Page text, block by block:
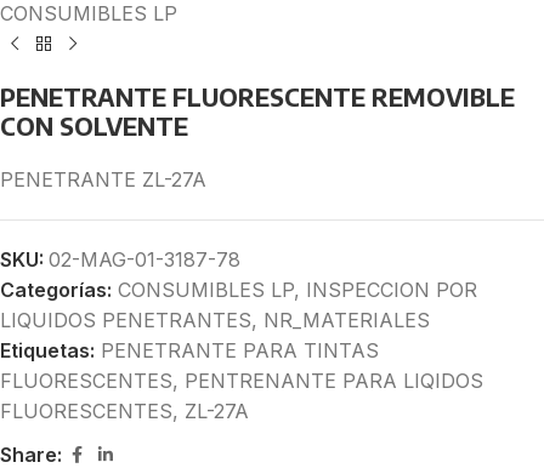
CONSUMIBLES LP
PENETRANTE FLUORESCENTE REMOVIBLE
CON SOLVENTE
PENETRANTE ZL-27A
SKU: 02-MAG-01-3187-78
Categorías: CONSUMIBLES LP, INSPECCION POR
LIQUIDOS PENETRANTES, NR_MATERIALES
Etiquetas: PENETRANTE PARA TINTAS
FLUORESCENTES, PENTRENANTE PARA LIQIDOS
FLUORESCENTES, ZL-27A
Share: